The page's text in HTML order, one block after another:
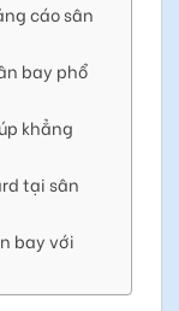
cáo sân
bay phổ
khẳng
tại sân
bay với